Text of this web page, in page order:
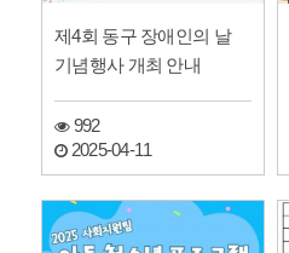
제4회 동구 장애인의 날
기념행사 개최 안내
992
2025-04-11